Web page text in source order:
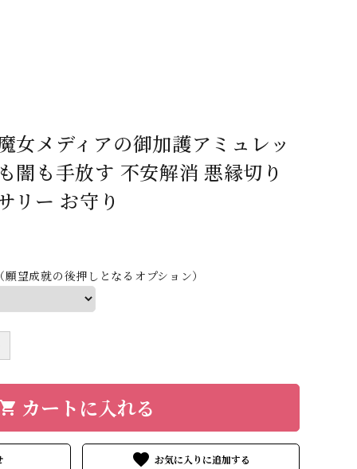
女メディアの御加護アミュレッ
闇も手放す 不安解消 悪縁切り
リー お守り
望成就の後押しとなるオプション）
shopping_cart カートに入れる
favorite